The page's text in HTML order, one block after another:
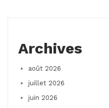
Archives
août 2026
juillet 2026
juin 2026